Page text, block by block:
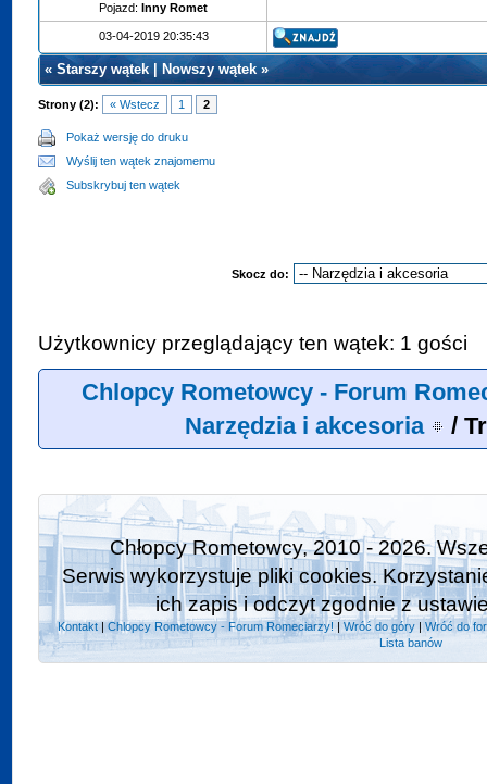
Pojazd: Inny Romet
03-04-2019 20:35:43
«Starszy wątek Nowszy wątek»
Strony (2): « Wstecz 1 2
Pokaż wersję do druku
Wyślij ten wątek znajomemu
Subskrybuj ten wątek
Skocz do:
Użytkownicy przeglądający ten wątek: 1 gości
Chlopcy Rometowcy - Forum
Narzędzia i akcesoria
/
Chłopcy Rometowcy, 2010 - 2026.
Serwis wykorzystuje pliki cookies.
ich zapis i odczyt zgodnie z
Kontakt| Chlopcy Rometowcy - Forum Romeciarzy! |Wróć do góry| Wróć do
Lista banów